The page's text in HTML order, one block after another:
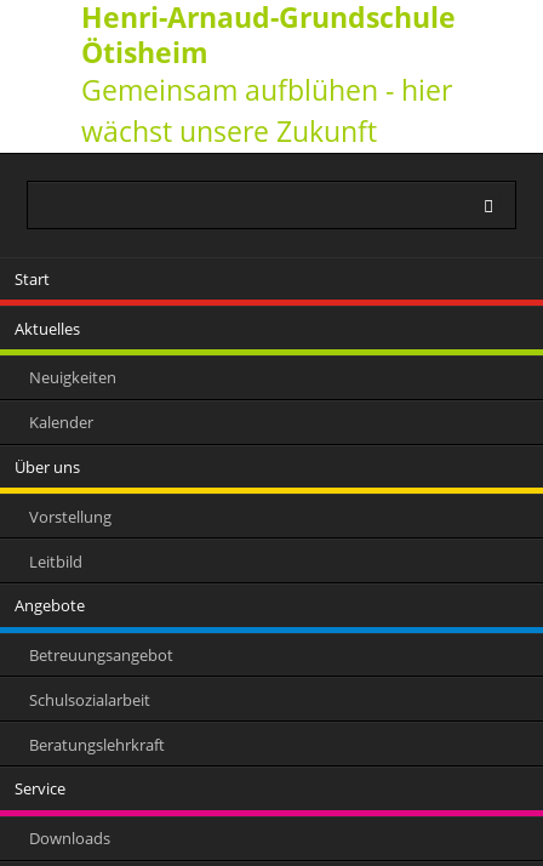
Henri-Arnaud-Grundschule
Ötisheim
Gemeinsam aufblühen - hier
wächst unsere Zukunft
überspringen
Start
Aktuelles
Neuigkeiten
Kalender
Über uns
Vorstellung
Leitbild
Angebote
Betreuungsangebot
Schulsozialarbeit
Beratungslehrkraft
Service
Downloads